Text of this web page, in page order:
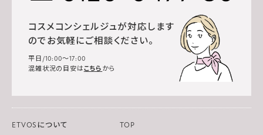
コスメコンシェルジュが対応します
のでお気軽にご相談ください。
平日/10:00～17:00
混雑状況の目安はこちら から
ETVOSについて
TOP